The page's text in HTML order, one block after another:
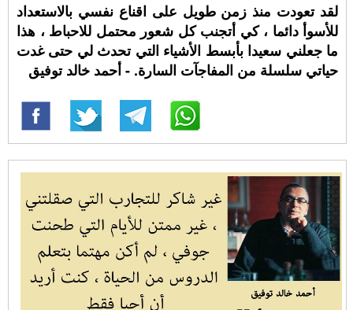
لقد تعودت منذ زمن طويل على اقناع نفسي بالاستعداد
للأسوأ دائما ، كي أتجنب كل شعور محتمل للاحباط ، هذا
ما جعلني سعيدا بأبسط الأشياء التي تحدث لي حتى غدت
حياتي سلسلة من المفاجآت السارة. - أحمد خالد توفيق